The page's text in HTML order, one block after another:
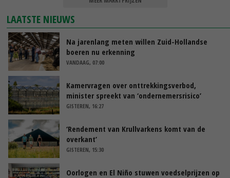
LAATSTE NIEUWS
Na jarenlang meten willen Zuid-Hollandse
boeren nu erkenning
VANDAAG, 07:00
Kamervragen over onttrekkingsverbod,
minister spreekt van ‘ondernemersrisico’
GISTEREN, 16:27
‘Rendement van Krullvarkens komt van de
overkant’
GISTEREN, 15:30
Oorlogen en El Niño stuwen voedselprijzen op